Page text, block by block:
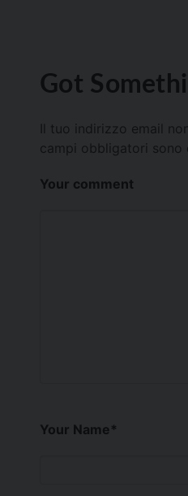
Got
Il tuo indirizzo email
campi obbligatori sono
Your comment
Your Name*